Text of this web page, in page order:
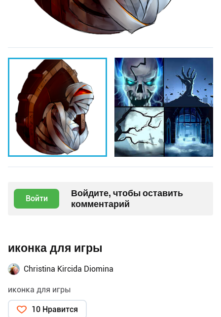
Войти
Войдите, чтобы оставить
комментарий
иконка для игры
Christina Kircida Diomina
иконка для игры
10 Нравится